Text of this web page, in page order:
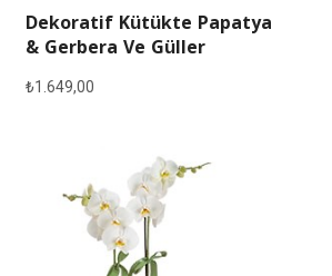
Dekoratif Kütükte Papatya
& Gerbera Ve Güller
₺1.649,00